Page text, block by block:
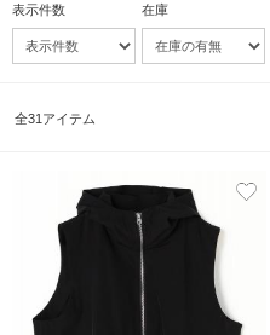
表示件数 在庫
全31アイテム